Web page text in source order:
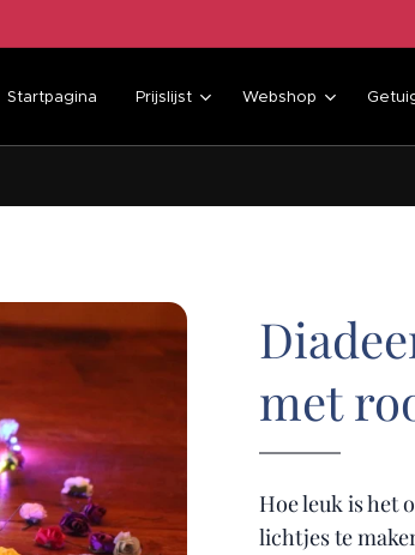
Startpagina Prijslijst Webshop
met
Hoe leuk is het
lichtjes te